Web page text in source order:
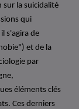
sur la suicidalité
qui
s'agira de
et de la
par
éléments clés
Ces derniers